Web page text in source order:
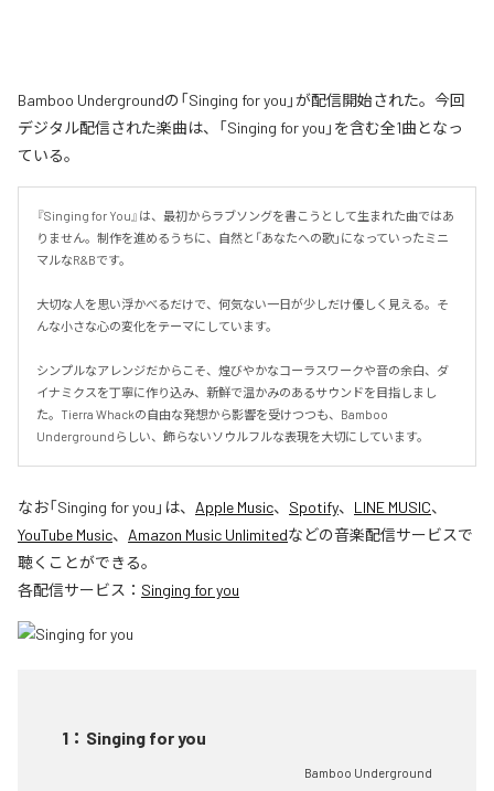
Bamboo Undergroundの「Singing for you」が配信開始された。今回
デジタル配信された楽曲は、「Singing for you」を含む全1曲となっ
ている。
『Singing for You』は、最初からラブソングを書こうとして生まれた曲ではあ
りません。制作を進めるうちに、自然と「あなたへの歌」になっていったミニ
マルなR&Bです。
大切な人を思い浮かべるだけで、何気ない一日が少しだけ優しく見える。そ
んな小さな心の変化をテーマにしています。
シンプルなアレンジだからこそ、煌びやかなコーラスワークや音の余白、ダ
イナミクスを丁寧に作り込み、新鮮で温かみのあるサウンドを目指しまし
た。Tierra Whackの自由な発想から影響を受けつつも、Bamboo
Undergroundらしい、飾らないソウルフルな表現を大切にしています。
なお「Singing for you 」は、 Apple Music、 Spotify、 LINE MUSIC、
YouTube Music、 Amazon Music Unlimitedなどの音楽配信サービスで
聴くことができる。
各配信サービス： Singing for you
1 ： Singing for you
Bamboo Underground